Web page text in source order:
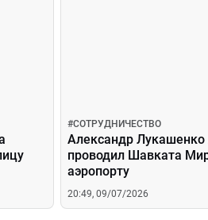
#СОТРУДНИЧЕСТВО
Александр Лукашенко
проводил Шавката
аэропорту
20:49, 09/07/2026